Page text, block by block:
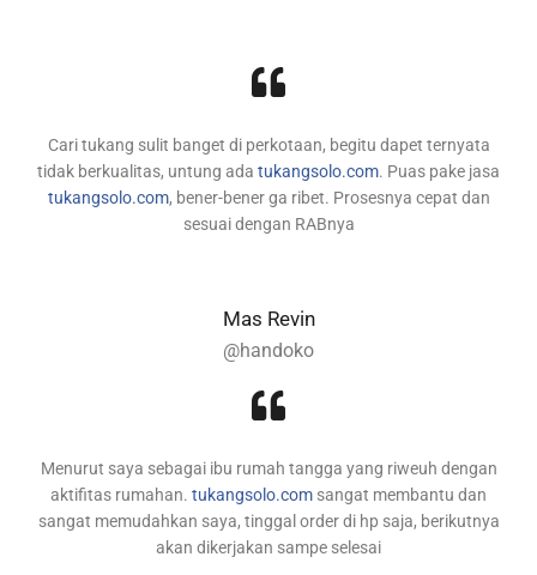
Cari tukang sulit banget di perkotaan, begitu dapet ternyata
tidak berkualitas, untung ada tukangsolo.com. Puas pake jasa
tukangsolo.com, bener-bener ga ribet. Prosesnya cepat dan
sesuai dengan RABnya
Mas Revin
@handoko
Menurut saya sebagai ibu rumah tangga yang riweuh dengan
aktifitas rumahan. tukangsolo.com sangat membantu dan
sangat memudahkan saya, tinggal order di hp saja, berikutnya
akan dikerjakan sampe selesai